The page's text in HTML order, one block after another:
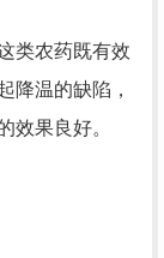
类农药既有效
降温的缺陷，
效果良好。